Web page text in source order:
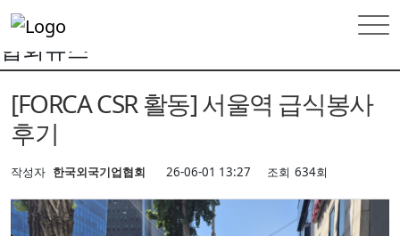
협회뉴스
[FORCA CSR 활동] 서울역 급식봉사
후기
작성자 한국외국기업협회 26-06-01 13:27 조회 634회